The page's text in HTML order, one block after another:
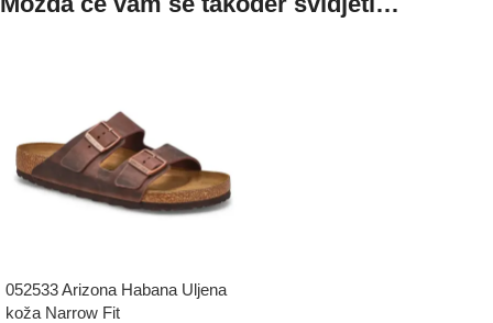
052533 Arizona Habana Uljena
koža Narrow Fit